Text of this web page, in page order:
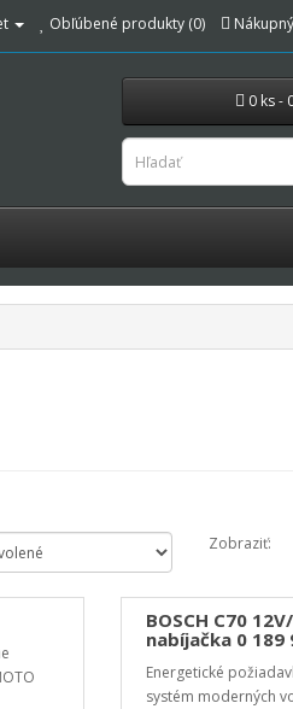
Obľúbené produkty (0)
0 ks -
Zobraziť:
BOSCH C70
nabíjačka 0 189
Energetické
systém moderných